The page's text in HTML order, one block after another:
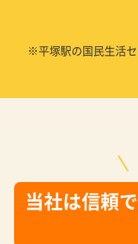
※平塚駅の国民生活
当社は信頼